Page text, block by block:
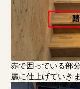
赤で囲っている部
麗に仕上げていきま